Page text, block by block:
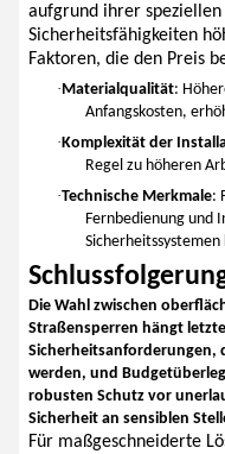
aufgrund ihrer speziellen
Sicherheitsfähigkeiten
Faktoren, die den Preis
·Materialqualität:
Anfangskosten,
·Komplexität der
Regel zu höheren
·Technische Merkmale:
Fernbedienung und
Die Wahl zwischen
Straßensperren hängt
Sicherheitsanforderungen,
werden, und
robusten Schutz vor
Sicherheit an sensiblen
Für maßgeschneiderte